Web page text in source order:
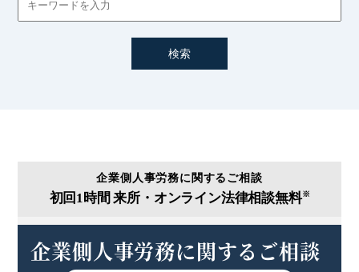
管理監督者性 精神疾患
義務的団交事項
義務違反 老齢厚生年金
企業側人事労務に関するご相談
初回1時間来所・オンライン法律相談無料※
企業側人事労務に関するご相談